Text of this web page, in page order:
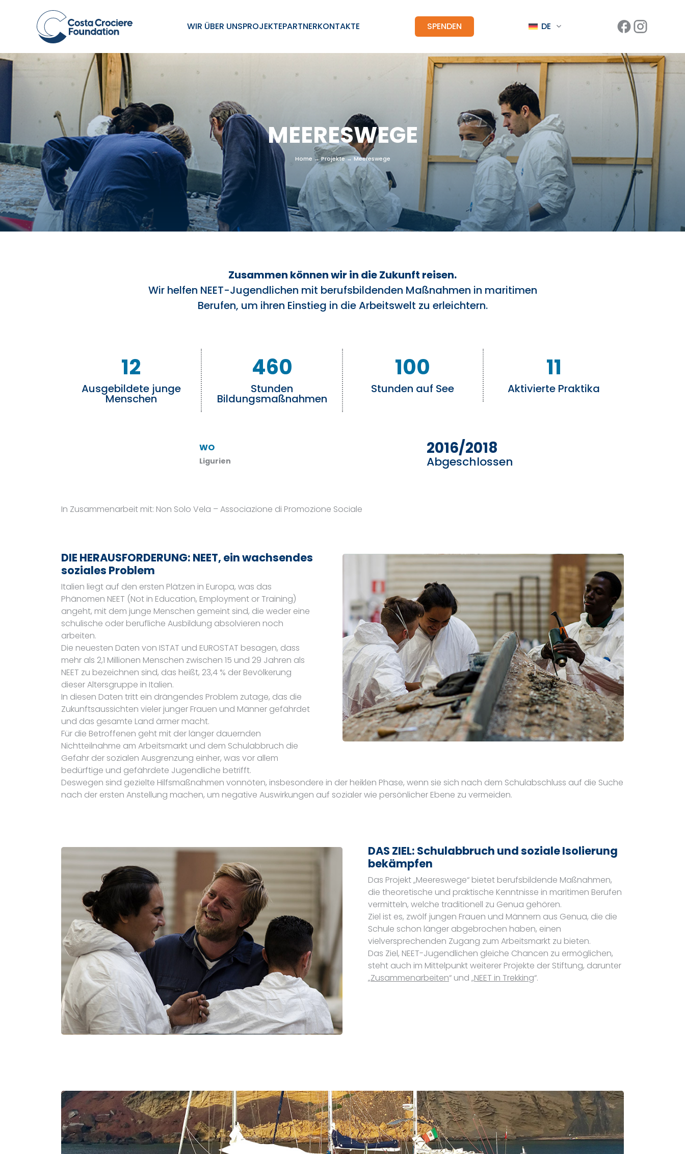
WIR ÜBER UNSPROJEKTEPARTNERKONTAKTE SPENDEN DE
MEERESWEGE
Home →Projekte→ Meereswege
Zusammen können wir in die Zukunft reisen.
Wir helfen NEET-Jugendlichen mit berufsbildenden Maßnahmen in maritimen
Berufen, um ihren Einstieg in die Arbeitswelt zu erleichtern.
12
Ausgebildete junge
Menschen
460
Stunden
Bildungsmaßnahmen
100
Stunden auf See
11
Aktivierte Praktika
WO
Ligurien
2016/2018
Abgeschlossen
In Zusammenarbeit mit: Non Solo Vela – Associazione di Promozione Sociale
DIE HERAUSFORDERUNG: NEET, ein wachsendes
soziales Problem
Italien liegt auf den ersten Plätzen in Europa, was das
Phänomen NEET (Not in Education, Employment or Training)
angeht, mit dem junge Menschen gemeint sind, die weder eine
schulische oder berufliche Ausbildung absolvieren noch
arbeiten.
Die neuesten Daten von ISTAT und EUROSTAT besagen, dass
mehr als 2,1 Millionen Menschen zwischen 15 und 29 Jahren als
NEET zu bezeichnen sind, das heißt, 23,4 % der Bevölkerung
dieser Altersgruppe in Italien.
In diesen Daten tritt ein drängendes Problem zutage, das die
Zukunftsaussichten vieler junger Frauen und Männer gefährdet
und das gesamte Land ärmer macht.
Für die Betroffenen geht mit der länger dauernden
Nichtteilnahme am Arbeitsmarkt und dem Schulabbruch die
Gefahr der sozialen Ausgrenzung einher, was vor allem
bedürftige und gefährdete Jugendliche betrifft.
Deswegen sind gezielte Hilfsmaßnahmen vonnöten, insbesondere in der heiklen Phase, wenn sie sich nach dem Schulabschluss auf die Suche
nach der ersten Anstellung machen, um negative Auswirkungen auf sozialer wie persönlicher Ebene zu vermeiden.
DAS ZIEL: Schulabbruch und soziale Isolierung
bekämpfen
Das Projekt „Meereswege“ bietet berufsbildende Maßnahmen,
die theoretische und praktische Kenntnisse in maritimen Berufen
vermitteln, welche traditionell zu Genua gehören.
Ziel ist es, zwölf jungen Frauen und Männern aus Genua, die die
Schule schon länger abgebrochen haben, einen
vielversprechenden Zugang zum Arbeitsmarkt zu bieten.
Das Ziel, NEET-Jugendlichen gleiche Chancen zu ermöglichen,
steht auch im Mittelpunkt weiterer Projekte der Stiftung, darunter
„Zusammenarbeiten“ und „NEET in Trekking“.